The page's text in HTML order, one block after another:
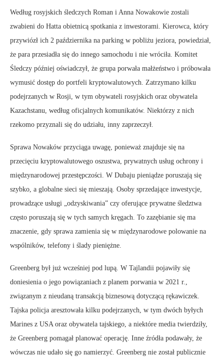
Według rosyjskich śledczych Roman i Anna Nowakowie zostali
zwabieni do Hatta obietnicą spotkania z inwestorami. Kierowca, który
przywiózł ich 2 października na parking w pobliżu jeziora, powiedział,
że para przesiadła się do innego samochodu i nie wróciła. Komitet
Śledczy później oświadczył, że grupa porwała małżeństwo i próbowała
wymusić dostęp do portfeli kryptowalutowych. Zatrzymano kilku
podejrzanych w Rosji, w tym obywateli rosyjskich oraz obywatela
Kazachstanu, według oficjalnych komunikatów. Niektórzy z nich
rzekomo przyznali się do udziału, inny zaprzeczył.
Sprawa Nowaków przyciąga uwagę, ponieważ znajduje się na
przecięciu kryptowalutowego oszustwa, prywatnych usług ochrony i
międzynarodowej przestępczości. W Dubaju pieniądze poruszają się
szybko, a globalne sieci się mieszają. Osoby sprzedające inwestycje,
prowadzące usługi „odzyskiwania” czy oferujące prywatne śledztwa
często poruszają się w tych samych kręgach. To zazębianie się ma
znaczenie, gdy sprawa zamienia się w międzynarodowe polowanie na
wspólników, telefony i ślady pieniężne.
Greenberg był już wcześniej pod lupą. W Tajlandii pojawiły się
doniesienia o jego powiązaniach z planem porwania w 2021 r.,
związanym z nieudaną transakcją biznesową dotyczącą rękawiczek.
Tajska policja aresztowała kilku podejrzanych, w tym dwóch byłych
Marines z USA oraz obywatela tajskiego, a niektóre media twierdziły,
że Greenberg pomagał planować operację. Inne źródła podawały, że
wówczas nie udało się go namierzyć. Greenberg nie został publicznie